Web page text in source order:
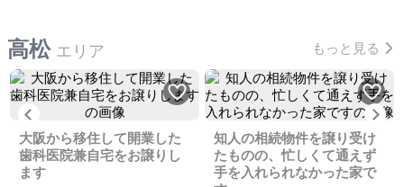
高松 エリア もっと見る
Previous
大阪から移住して開業した
歯科医院兼自宅をお譲りし
ます
知人の相続物件を譲り受け
たものの、忙しくて通えず
手を入れられなかった家で